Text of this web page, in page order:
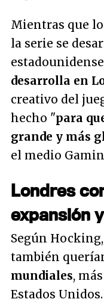
Mientras que
la serie se
desarrolla en
creativo del
hecho "para
grande y más
el medio
Londres
expansión
Según
también
mundiales,
Estados